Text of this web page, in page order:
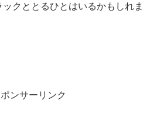
クととるひとはいるかもしれま
ンサーリンク